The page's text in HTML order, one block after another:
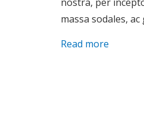
massa sodales,
Read more